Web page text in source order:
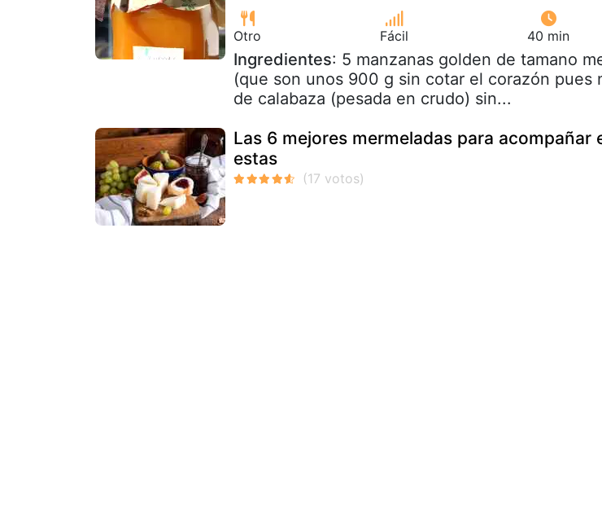
Otro Fácil 40 min
Ingredientes: 5 manzanas golden de tamano
(que son unos 900 g sin cotar el corazón pues
de calabaza (pesada en crudo) sin...
Las 6 mejores mermeladas para acompañar
estas